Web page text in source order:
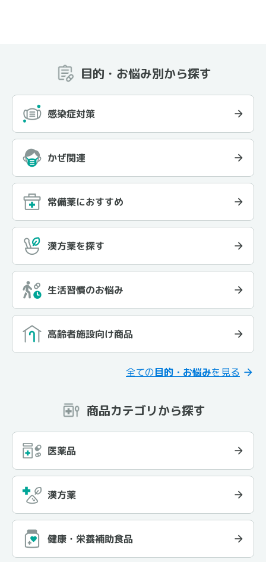
目的・お悩み別から探す
感染症対策
かぜ関連
常備薬におすすめ
漢方薬を探す
生活習慣のお悩み
高齢者施設向け商品
全ての目的・お悩みを見る
商品カテゴリから探す
医薬品
漢方薬
健康・栄養補助食品